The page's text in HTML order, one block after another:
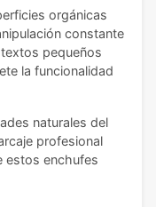
orgánicas
constante
pequeños
la funcionalidad
naturales del
profesional
estos enchufes